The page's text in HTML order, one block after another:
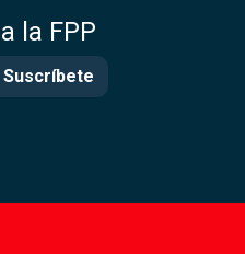
la FPP
Suscríbete